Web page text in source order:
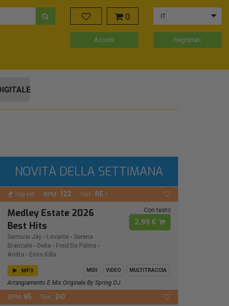
0 IT
Accedi Registrati
NOVITÀ DELLA SETTIMANA
Top Hit BPM: 122 Ton.: RE -
Medley Estate 2026
Best Hits
Samurai Jay - Levante - Serena
Brancale - Delia - Fred De Palma -
Anitta - Emis Killa
Con testo
2,99 €
MP3 MIDI VIDEO MULTITRACCIA
Arrangiamento E Mix Originale By Spring DJ
BPM: 65 Ton.: DO